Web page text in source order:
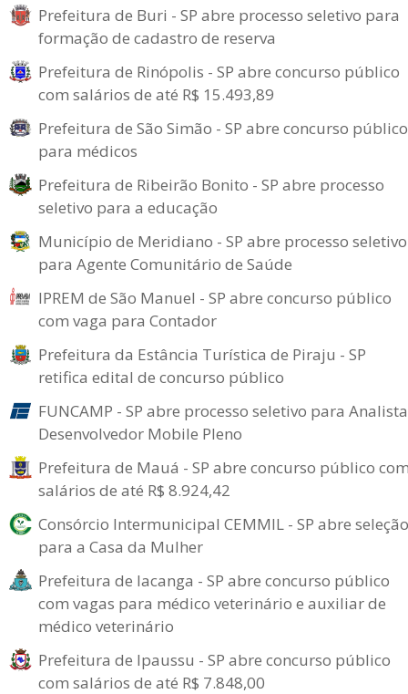
Prefeitura de Buri - SP abre processo seletivo para
formação de cadastro de reserva
Prefeitura de Rinópolis - SP abre concurso público
com salários de até R$ 15.493,89
Prefeitura de São Simão - SP abre concurso público
para médicos
Prefeitura de Ribeirão Bonito - SP abre processo
seletivo para a educação
Município de Meridiano - SP abre processo seletivo
para Agente Comunitário de Saúde
IPREM de São Manuel - SP abre concurso público
com vaga para Contador
Prefeitura da Estância Turística de Piraju - SP
retifica edital de concurso público
FUNCAMP - SP abre processo seletivo para Analista
Desenvolvedor Mobile Pleno
Prefeitura de Mauá - SP abre concurso público
salários de até R$ 8.924,42
Consórcio Intermunicipal CEMMIL - SP abre seleção
para a Casa da Mulher
Prefeitura de Iacanga - SP abre concurso público
com vagas para médico veterinário e auxiliar de
médico veterinário
Prefeitura de Ipaussu - SP abre concurso público
com salários de até R$ 7.848,00